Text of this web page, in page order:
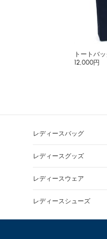
トートバ
12,000円
レディースバッグ
レディースグッズ
レディースウェア
レディースシューズ